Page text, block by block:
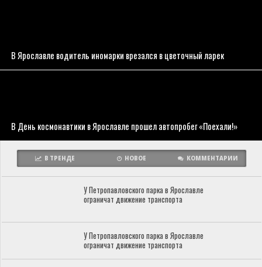
В Ярославле водитель иномарки врезался в цветочный ларек
В День космонавтики в Ярославле прошел автопробег «Поехали!»
В ТРЕНДЕ НОВОЕ КОММЕНТАРИИ
У Петропавловского парка в Ярославле
ограничат движение транспорта
У Петропавловского парка в Ярославле
ограничат движение транспорта